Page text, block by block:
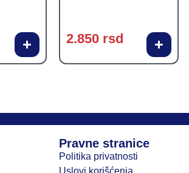
2.850 rsd
Pravne stranice
Politika privatnosti
Uslovi korišćenja